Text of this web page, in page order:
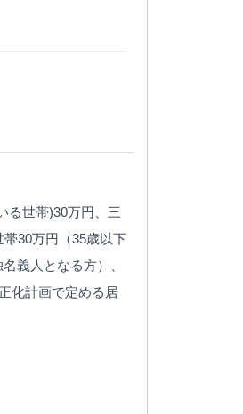
る世帯)30万円、三
30万円（35歳以下
義人となる方）、
化計画で定める居